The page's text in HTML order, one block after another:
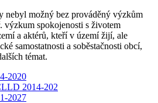
nebyl možný bez prováděný výzkům
výzkum spokojenosti s životem
a aktérů, kteří v území žijí, ale
samostatnosti a soběstačnosti obcí,
témat.
2020
2014-202
2027